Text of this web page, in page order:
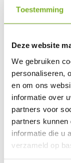
Toestemming
Deze website
We gebruiken
personaliseren,
en om ons
informatie over
partners voor
partners
informatie die u
verzameld op